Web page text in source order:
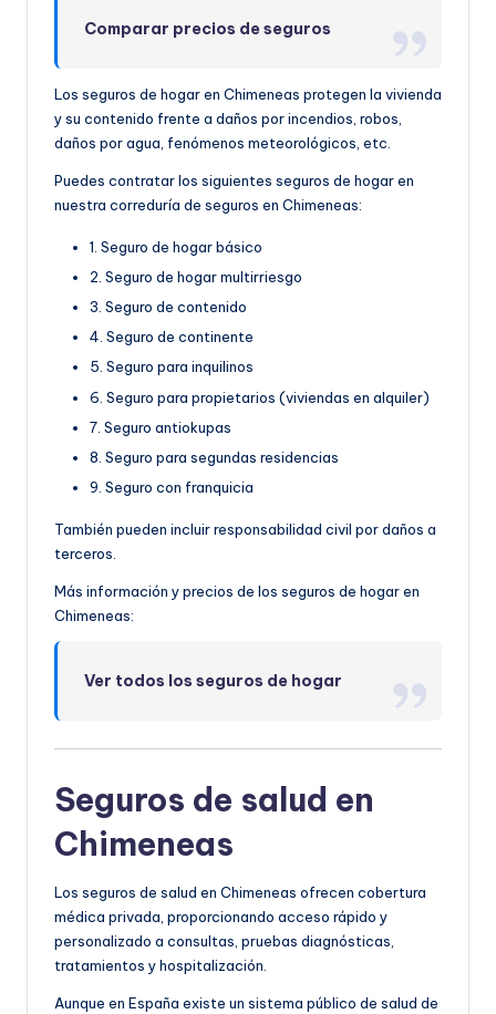
Comparar precios de seguros
Los seguros de hogar en Chimeneas protegen la vivienda
y su contenido frente a daños por incendios, robos,
daños por agua, fenómenos meteorológicos, etc.
Puedes contratar los siguientes seguros de hogar en
nuestra correduría de seguros en Chimeneas:
1. Seguro de hogar básico
2. Seguro de hogar multirriesgo
3. Seguro de contenido
4. Seguro de continente
5. Seguro para inquilinos
6. Seguro para propietarios (viviendas en alquiler)
7. Seguro antiokupas
8. Seguro para segundas residencias
9. Seguro con franquicia
También pueden incluir responsabilidad civil por daños a
terceros.
Más información y precios de los seguros de hogar en
Chimeneas:
Ver todos los seguros de hogar
Seguros de salud en
Chimeneas
Los seguros de salud en Chimeneas ofrecen cobertura
médica privada, proporcionando acceso rápido y
personalizado a consultas, pruebas diagnósticas,
tratamientos y hospitalización.
Aunque en España existe un sistema público de salud de